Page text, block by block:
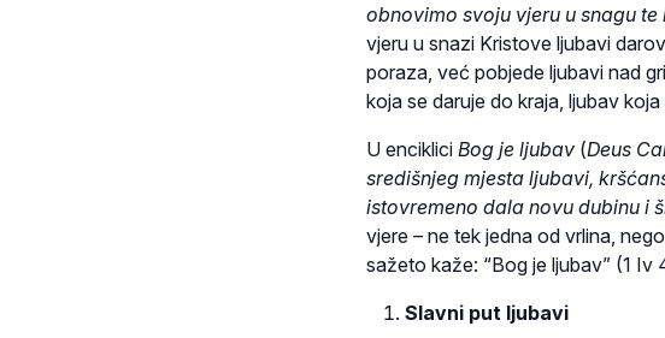
obnovimo svoju vjeru u snagu te
vjeru u snazi Kristove ljubavi
poraza, već pobjede ljubavi nad
koja se daruje do kraja, ljubav
U enciklici Bog je ljubav (Deus
središnjeg mjesta ljubavi,
istovremeno dala novu dubinu i
vjere – ne tek jedna od vrlina,
sažeto kaže: “Bog je ljubav” (1 Iv
Slavni put ljubavi